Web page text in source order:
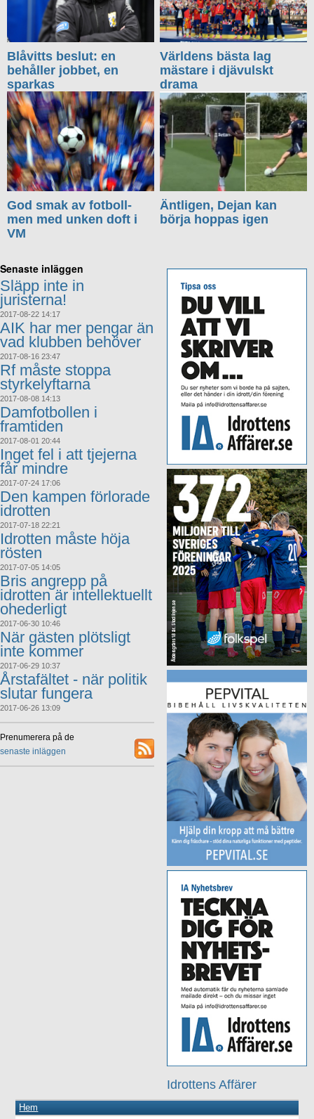
Blåvitts beslut: en
behåller jobbet, en
sparkas
Världens bästa lag
mästare i djävulskt
drama
God smak av fotboll-
men med unken doft i
VM
Äntligen, Dejan kan
börja hoppas igen
Idrottens Affärer
Senaste inläggen
Släpp inte in
juristerna!
2017-08-22 14:17
AIK har mer pengar än
vad klubben behöver
2017-08-16 23:47
Rf måste stoppa
styrkelyftarna
2017-08-08 14:13
Damfotbollen i
framtiden
2017-08-01 20:44
Inget fel i att tjejerna
får mindre
2017-07-24 17:06
Den kampen förlorade
idrotten
2017-07-18 22:21
Idrotten måste höja
rösten
2017-07-05 14:05
Bris angrepp på
idrotten är intellektuellt
ohederligt
2017-06-30 10:46
När gästen plötsligt
inte kommer
2017-06-29 10:37
Årstafältet - när politik
slutar fungera
2017-06-26 13:09
Prenumerera på de
senaste inläggen
Hem